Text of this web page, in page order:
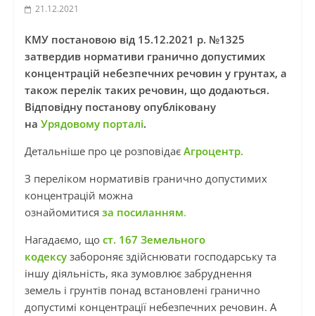
21.12.2021
КМУ постановою від 15.12.2021 р. №1325
затвердив нормативи гранично допустимих
концентрацій небезпечних речовин у грунтах, а
також перелік таких речовин, що додаються.
Відповідну постанову опубліковану
на Урядовому порталі.
Детальніше про це розповідає Агроцентр.
З переліком нормативів гранично допустимих
концентрацій можна
ознайомитися за посиланням.
Нагадаємо, що ст. 167 Земельного
кодексу забороняє здійснювати господарську та
іншу діяльність, яка зумовлює забруднення
земель і грунтів понад встановлені гранично
допустимі концентрації небезпечних речовин. А